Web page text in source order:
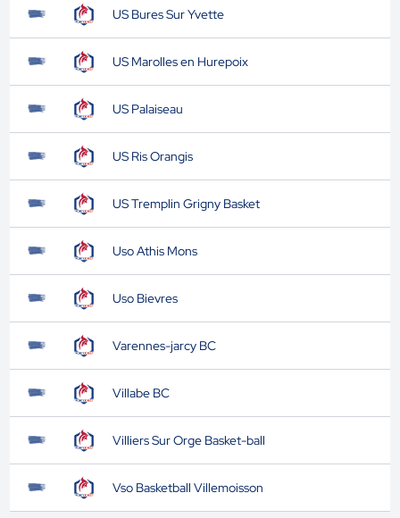
US Bures Sur Yvette
US Marolles en Hurepoix
US Palaiseau
US Ris Orangis
US Tremplin Grigny Basket
Uso Athis Mons
Uso Bievres
Varennes-jarcy BC
Villabe BC
Villiers Sur Orge Basket-ball
Vso Basketball Villemoisson